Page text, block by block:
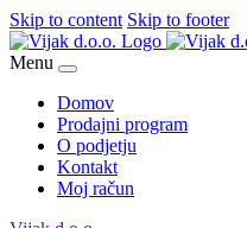
Skip to content Skip to footer
Menu
Domov
Prodajni program
O podjetju
Kontakt
Moj račun